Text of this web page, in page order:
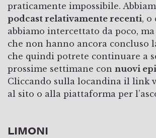
praticamente impossibile.
podcast relativamente recenti, o
abbiamo intercettato da poco,
che non hanno ancora concluso
che quindi potrete continuare a
prossime settimane con nuovi
Cliccando sulla locandina il link
al sito o alla piattaforma per
LIMONI